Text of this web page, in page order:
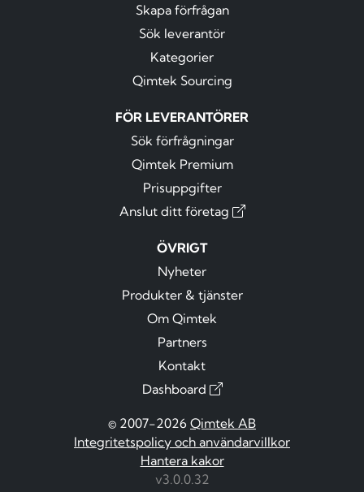
Skapa förfrågan
Sök leverantör
Kategorier
Qimtek Sourcing
FÖR LEVERANTÖRER
Sök förfrågningar
Qimtek Premium
Prisuppgifter
Anslut ditt företag
ÖVRIGT
Nyheter
Produkter & tjänster
Om Qimtek
Partners
Kontakt
Dashboard
© 2007-2026 Qimtek AB
Integritetspolicy och användarvillkor
Hantera kakor
v3.0.0.32